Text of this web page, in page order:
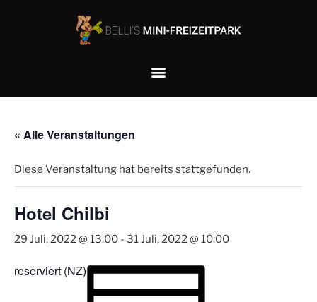
« Alle Veranstaltungen
Diese Veranstaltung hat bereits stattgefunden.
Hotel Chilbi
29 Juli, 2022 @ 13:00 - 31 Juli, 2022 @ 10:00
reserviert (NZ)